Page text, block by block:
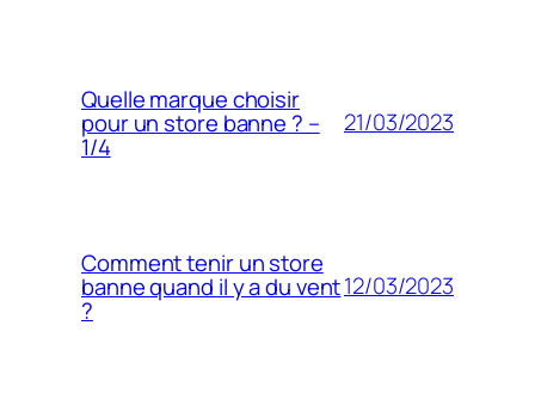
Quelle marque choisir
pour un store banne ? –
1/4
21/03/2023
Comment tenir un store
banne quand il y a du vent
?
12/03/2023